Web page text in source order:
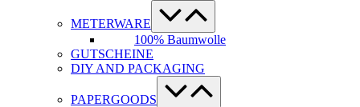
METERWARE
Menü-
Schalter
100% Baumwolle
GUTSCHEINE
DIY AND PACKAGING
PAPERGOODS
Menü-
Schalter